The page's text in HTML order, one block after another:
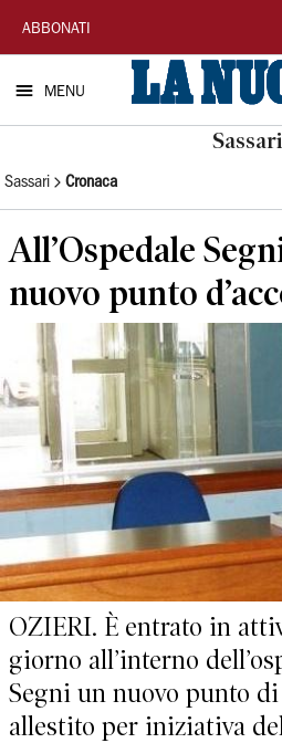
La
Nuova
Sardegna
ABBONATI
MENU
Sassari
Sassari Cronaca
All’Ospedale
nuovo punto
OZIERI. È entrato in
giorno all’interno
Segni un nuovo punto
allestito per iniziativa